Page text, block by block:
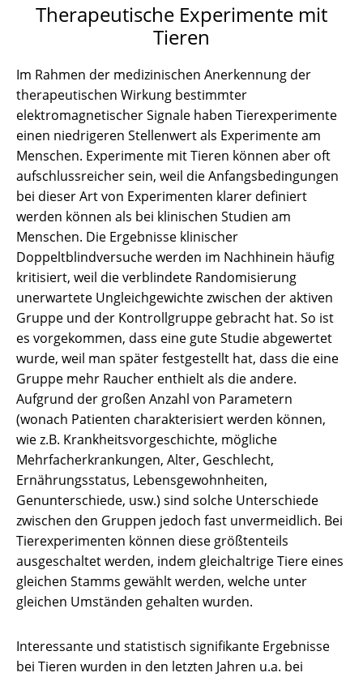
Therapeutische Experimente mit
Tieren
Im Rahmen der medizinischen Anerkennung der
therapeutischen Wirkung bestimmter
elektromagnetischer Signale haben Tierexperimente
einen niedrigeren Stellenwert als Experimente am
Menschen. Experimente mit Tieren können aber oft
aufschlussreicher sein, weil die Anfangsbedingungen
bei dieser Art von Experimenten klarer definiert
werden können als bei klinischen Studien am
Menschen. Die Ergebnisse klinischer
Doppeltblindversuche werden im Nachhinein häufig
kritisiert, weil die verblindete Randomisierung
unerwartete Ungleichgewichte zwischen der aktiven
Gruppe und der Kontrollgruppe gebracht hat. So ist
es vorgekommen, dass eine gute Studie abgewertet
wurde, weil man später festgestellt hat, dass die eine
Gruppe mehr Raucher enthielt als die andere.
Aufgrund der großen Anzahl von Parametern
(wonach Patienten charakterisiert werden können,
wie z.B. Krankheitsvorgeschichte, mögliche
Mehrfacherkrankungen, Alter, Geschlecht,
Ernährungsstatus, Lebensgewohnheiten,
Genunterschiede, usw.) sind solche Unterschiede
zwischen den Gruppen jedoch fast unvermeidlich. Bei
Tierexperimenten können diese größtenteils
ausgeschaltet werden, indem gleichaltrige Tiere eines
gleichen Stamms gewählt werden, welche unter
gleichen Umständen gehalten wurden.
Interessante und statistisch signifikante Ergebnisse
bei Tieren wurden in den letzten Jahren u.a. bei